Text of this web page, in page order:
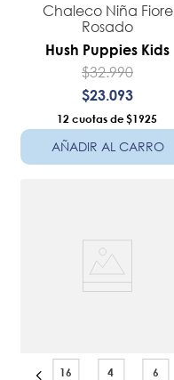
Chaleco Niña Fiore
Rosado
Hush Puppies Kids
$32.990
$23 093
12 $1925
AÑADIR AL CARRO
16 4 6